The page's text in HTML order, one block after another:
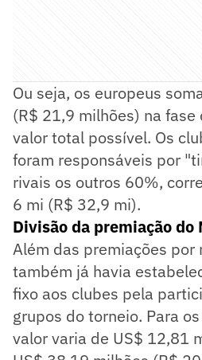
Ou seja, os europeus
(R$ 21,9 milhões) na
valor total possível. Os
foram responsáveis por
rivais os outros 60%,
6 mi (R$ 32,9 mi).
Divisão da premiação do
Além das premiações por
também já havia
fixo aos clubes pela
grupos do torneio. Para
valor varia de US$ 12,81